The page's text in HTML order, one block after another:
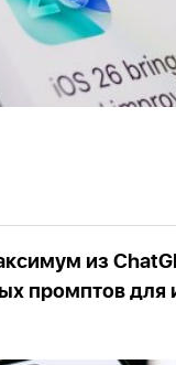
из
промптов для